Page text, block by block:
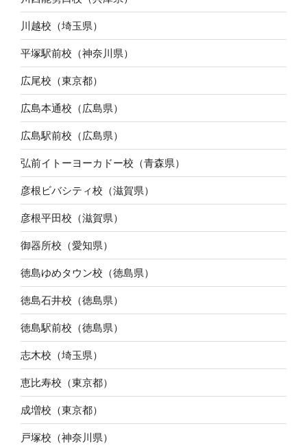
川越校（埼玉県）
平塚駅前校（神奈川県）
広尾校（東京都）
広島本通校（広島県）
広島駅前校（広島県）
弘前イトーヨーカドー校（青森県）
彦根ビバシティ校（滋賀県）
彦根平田校（滋賀県）
御器所校（愛知県）
徳島ゆめタウン校（徳島県）
徳島石井校（徳島県）
徳島駅前校（徳島県）
志木校（埼玉県）
恵比寿校（東京都）
成増校（東京都）
戸塚校（神奈川県）